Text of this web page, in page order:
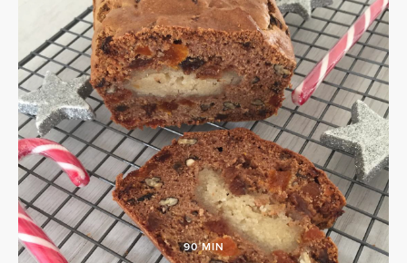
90 MIN